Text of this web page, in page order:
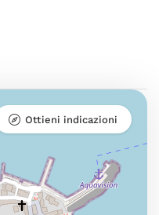
Ottieni indicazioni